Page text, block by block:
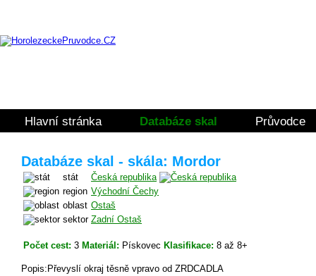
Hlavní stránka Databáze skal Průvodce
Databáze skal - skála: Mordor
stát
Česká republika
region Východní Čechy
oblast Ostaš
sektor Zadní Ostaš
Počet cest: 3 Materiál: Pískovec Klasifikace: 8 až 8+
Popis:Převyslí okraj těsně vpravo od ZRDCADLA